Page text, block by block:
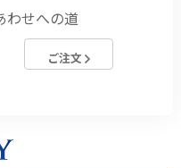
わせへの道
ご注文